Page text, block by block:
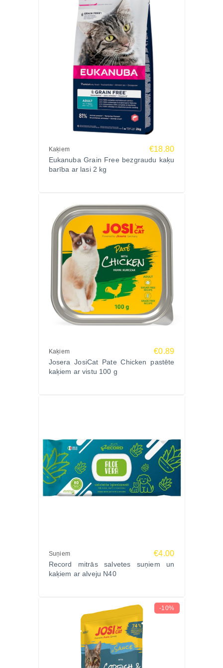
Kaķiem €18.80
Eukanuba Grain Free bezgraudu kaķu
barība ar lasi 2 kg
Kaķiem €0.89
Josera JosiCat Pate Chicken pastēte
kaķiem ar vistu 100 g
Suņiem €4.00
Record mitrās salvetes suņiem un
kaķiem ar alveju N40
-10%